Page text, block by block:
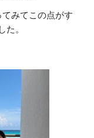
みてこの点がす
た。